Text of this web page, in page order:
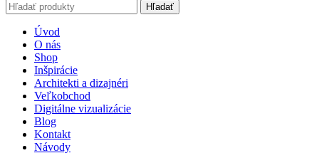
Hľadať
Úvod
O nás
Shop
Inšpirácie
Architekti a dizajnéri
Veľkobchod
Digitálne vizualizácie
Blog
Kontakt
Návody